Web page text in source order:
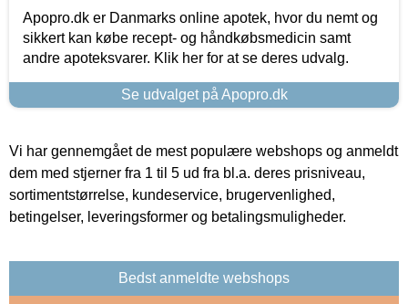
Apopro.dk er Danmarks online apotek, hvor du nemt og
sikkert kan købe recept- og håndkøbsmedicin samt
andre apoteksvarer. Klik her for at se deres udvalg.
Se udvalget på Apopro.dk
Vi har gennemgået de mest populære webshops og anmeldt
dem med stjerner fra 1 til 5 ud fra bl.a. deres prisniveau,
sortimentstørrelse, kundeservice, brugervenlighed,
betingelser, leveringsformer og betalingsmuligheder.
Bedst anmeldte webshops